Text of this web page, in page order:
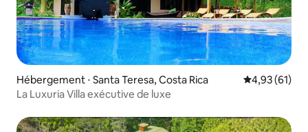
Hébergement ⋅ Santa Teresa, Costa Rica Évaluation
4,93 (61)
La Luxuria Villa exécutive de luxe